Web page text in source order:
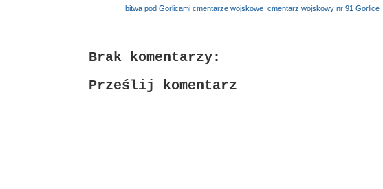
bitwa pod Gorlicami cmentarze wojskowe cmentarz wojskowy nr 91 Gorlice
Brak komentarzy:
Prześlij komentarz